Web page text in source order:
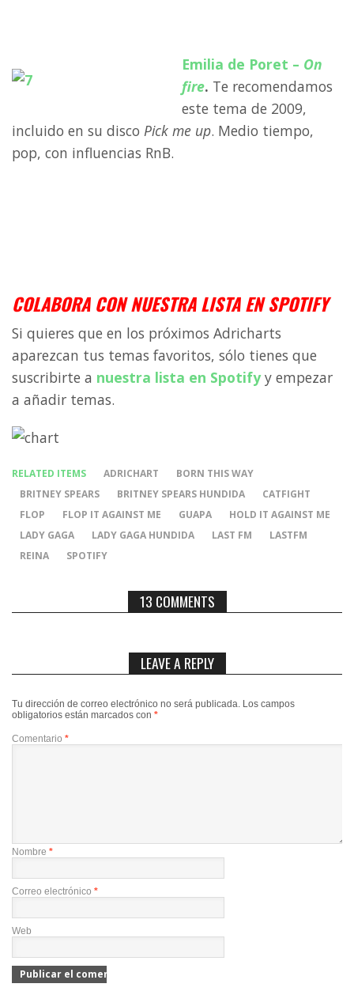
Emilia de Poret – On
fire. Te recomendamos
este tema de 2009,
incluido en su disco Pick me up. Medio tiempo,
pop, con influencias RnB.
COLABORA CON NUESTRA LISTA EN SPOTIFY
Si quieres que en los próximos Adricharts
aparezcan tus temas favoritos, sólo tienes que
suscribirte a nuestra lista en Spotifyy empezar
a añadir temas.
RELATED ITEMS ADRICHART
BORN THIS WAY
BRITNEY SPEARS
BRITNEY SPEARS HUNDIDA
CATFIGHT
FLOP
FLOP IT AGAINST ME GUAPA
HOLD IT AGAINST ME
LADY GAGA
LADY GAGA HUNDIDA LAST FM
LASTFM
REINA
SPOTIFY
13 COMMENTS
LEAVE A REPLY
Tu dirección de correo electrónico no será publicada. Los campos
obligatorios están marcados con *
Comentario *
Nombre *
Correo electrónico *
Web